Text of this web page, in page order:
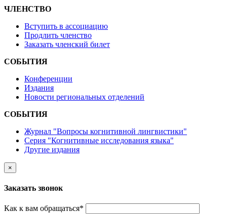
ЧЛЕНСТВО
Вступить в ассоциацию
Продлить членство
Заказать членский билет
СОБЫТИЯ
Конференции
Издания
Новости региональных отделений
СОБЫТИЯ
Журнал "Вопросы когнитивной лингвистики"
Серия "Когнитивные исследования языка"
Другие издания
×
Заказать звонок
Как к вам обращаться*